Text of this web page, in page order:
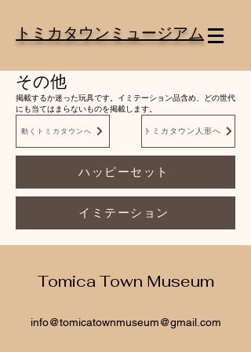
トミカタウンミュージアム
その他
掲載するか迷った玩具です。イミテーション品含め、どの世代
にも当てはまらないものを掲載します。
動くトミカタウンへ トミカタウン人形へ
ハッピーセット
イミテーション
Tomica Town Museum
info@tomicatownmuseum@gmail.com